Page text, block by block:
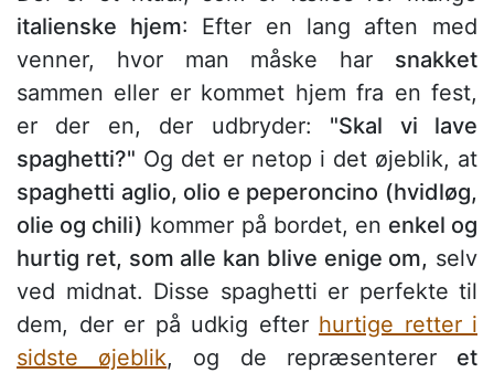
italienske hjem: Efter en lang aften med
venner, hvor man måske har snakket
sammen eller er kommet hjem fra en fest,
er der en, der udbryder: "Skal vi lave
spaghetti?" Og det er netop i det øjeblik, at
spaghetti aglio, olio e peperoncino (hvidløg,
olie og chili) kommer på bordet, en enkel og
hurtig ret, som alle kan blive enige om, selv
ved midnat. Disse spaghetti er perfekte til
dem, der er på udkig efter hurtige retter i
sidste øjeblik, og de repræsenterer et